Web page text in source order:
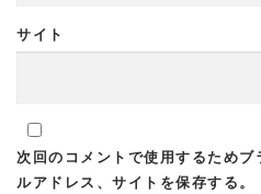
サイト
次回のコメントで使用するため
ルアドレス、サイトを保存する。